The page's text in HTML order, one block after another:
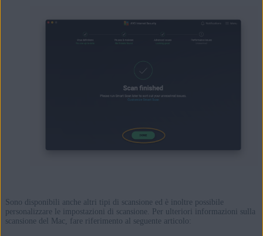
Sono disponibili anche altri tipi di scansione ed è inoltre possibile
personalizzare le impostazioni di scansione. Per ulteriori informazioni sulla
scansione del Mac, fare riferimento al seguente articolo: